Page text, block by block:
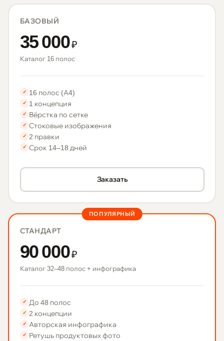
БАЗОВЫЙ
35 000₽
Каталог 16 полос
✓ 16 полос (А4)
✓ 1 концепция
✓ Вёрстка по сетке
✓ Стоковые изображения
✓ 2 правки
✓ Срок 14–18 дней
Заказать
ПОПУЛЯРНЫЙ
СТАНДАРТ
90 000₽
Каталог 32–48 полос + инфографика
✓ До 48 полос
✓ 2 концепции
✓ Авторская инфографика
✓ Ретушь продуктовых фото